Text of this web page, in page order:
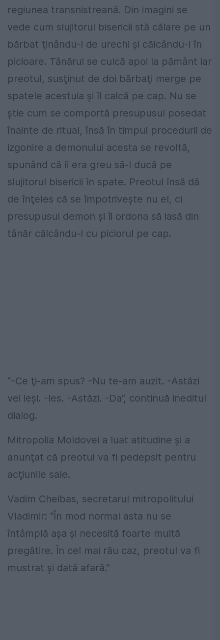
regiunea transnistreană. Din imagini se
vede cum slujitorul bisericii stă călare pe un
bărbat ţinându-l de urechi şi călcându-l în
picioare. Tânărul se culcă apoi la pământ iar
preotul, susţinut de doi bărbaţi merge pe
spatele acestuia şi îl calcă pe cap. Nu se
ştie cum se comportă presupusul posedat
înainte de ritual, însă în timpul procedurii de
izgonire a demonului acesta se revoltă,
spunând că îi era greu să-l ducă pe
slujitorul bisericii în spate. Preotul însă dă
de înţeles că se împotriveşte nu el, ci
presupusul demon şi îi ordona să iasă din
tânăr călcându-l cu piciorul pe cap.
“-Ce ţi-am spus? -Nu te-am auzit. -Astăzi
vei ieşi. -Ies. -Astăzi. -Da”, continuă ineditul
dialog.
Mitropolia Moldovei a luat atitudine şi a
anunţat că preotul va fi pedepsit pentru
acţiunile sale.
Vadim Cheibas, secretarul mitropolitului
Vladimir: “În mod normal asta nu se
întâmplă aşa şi necesită foarte multă
pregătire. În cel mai rău caz, preotul va fi
mustrat şi dată afară.”